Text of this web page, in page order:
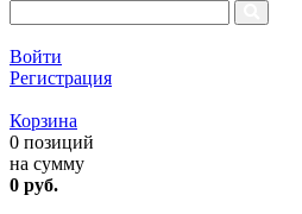
Войти
Регистрация
Корзина
0 позиций
на сумму
0 руб.